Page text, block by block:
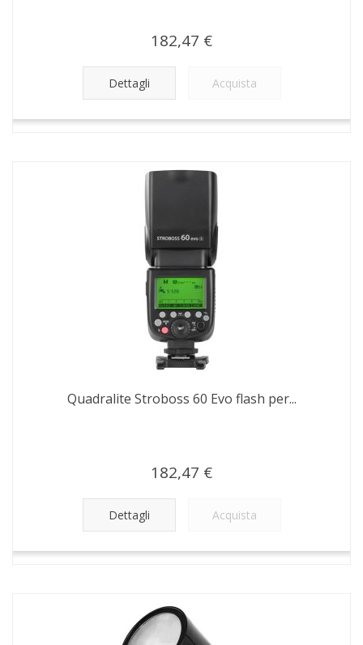
182,47 €
Dettagli Acquista
Quadralite Stroboss 60 Evo flash per...
182,47 €
Dettagli Acquista